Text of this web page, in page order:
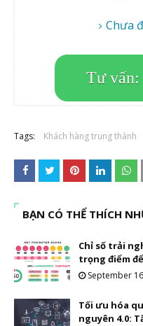
Chưa
Tư vấn:
Tags: Khách hàng trung thành
BẠN CÓ THỂ THÍCH
Chỉ số trải
trọng điểm
September
Tối ưu hóa
nguyên 4.0: